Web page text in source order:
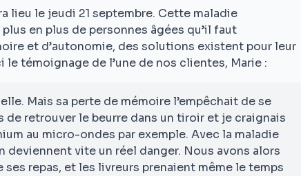
lieu le jeudi 21 septembre. Cette maladie
en plus de personnes âgées qu’il faut
et d’autonomie, des solutions existent pour leur
témoignage de l’une de nos clientes, Marie :
Mais sa perte de mémoire l’empêchait de se
retrouver le beurre dans un tiroir et je craignais
au micro-ondes par exemple. Avec la maladie
vite un réel danger. Nous avons alors
repas, et les livreurs prenaient même le temps